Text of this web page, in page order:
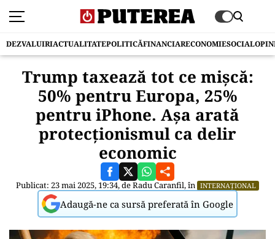
DEZVALUIRIACTUALITATEPOLITICĂFINANCIARECONOMIESOCIAL
Trump taxează tot ce mișcă:
50% pentru Europa, 25%
pentru iPhone. Așa arată
protecționismul ca delir
economic
Publicat: 23 mai 2025, 19:34, deRadu Caranfil, în INTERNAȚIONAL
Adaugă-ne ca sursă preferată în Google